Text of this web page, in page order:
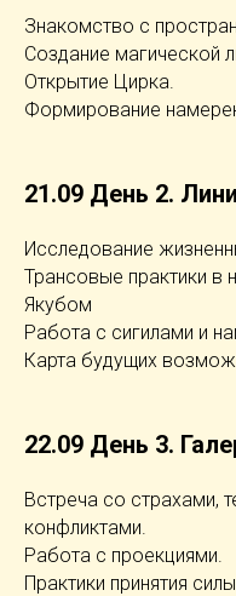
Знакомство с
Создание магической
Открытие Цирка.
Формирование
21.09 День 2.
Исследование
Трансовые практики
Якубом
Работа с сигилами и
Карта будущих
22.09 День 3.
Встреча со страхами,
конфликтами.
Работа с проекциями.
Практики принятия